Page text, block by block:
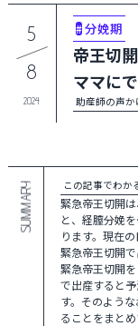
5
8
2024
#分娩期
帝王切
ママに
助産師の声か
SUMMARY この記事でわか
緊急帝王切開
と、経膣分娩
ります。現在
緊急帝王切開
緊急帝王切開
で出産すると
す。そのよう
ることをまとめ